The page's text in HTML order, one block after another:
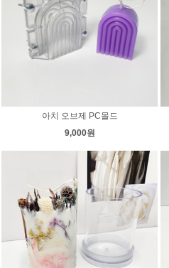
아치 오브제 PC몰드
9,000원